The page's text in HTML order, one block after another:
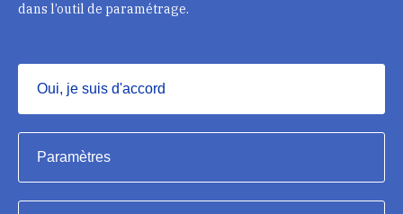
Contacts
Institut national du patrimoine, 2023
Mentions légales
dans l’outil de paramétrage.
Oui, je suis d'accord
Masquer
Paramètres